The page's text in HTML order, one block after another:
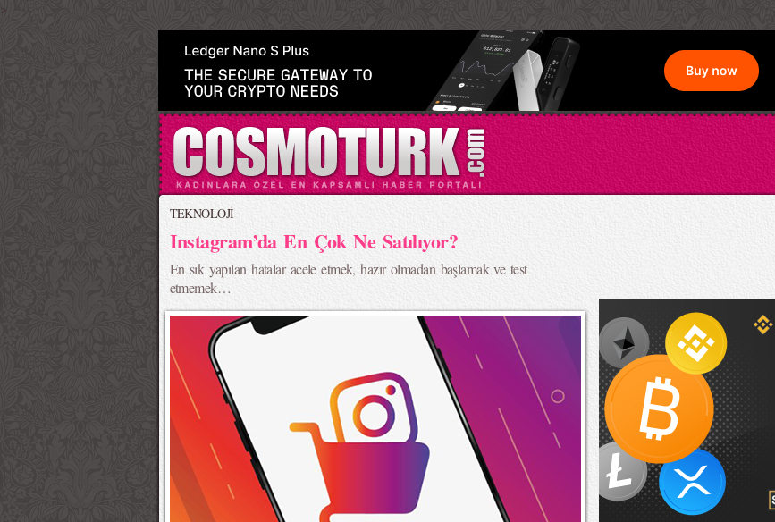
>
TEKNOLOJİ
Instagram’da En Çok Ne Satılıyor?
En sık yapılan hatalar acele etmek, hazır olmadan başlamak ve test
etmemek…